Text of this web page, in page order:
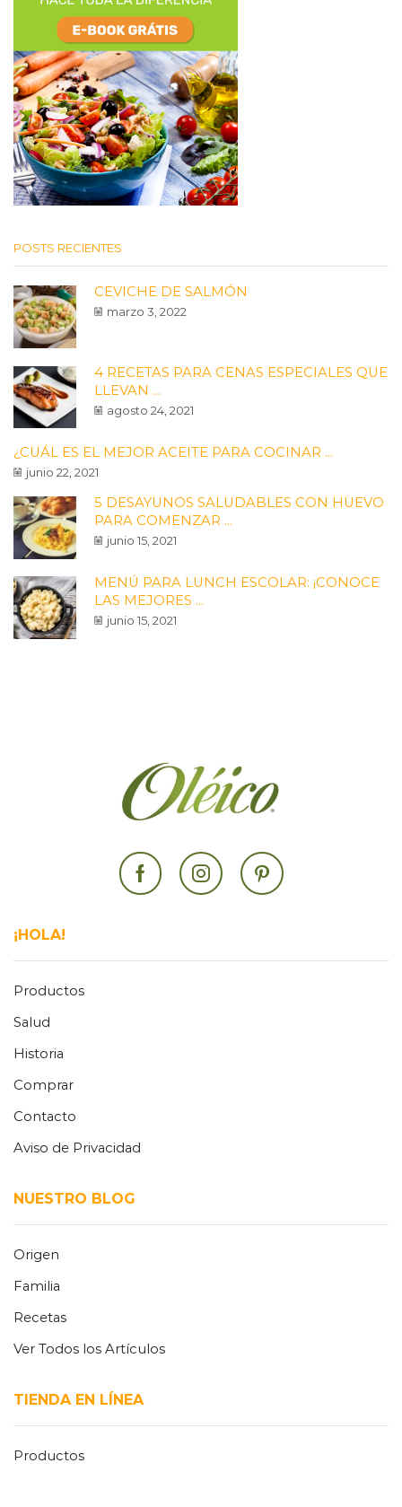
POSTS RECIENTES
CEVICHE DE SALMÓN
marzo 3, 2022
4 RECETAS PARA CENAS ESPECIALES QUE
LLEVAN ...
agosto 24, 2021
¿CUÁL ES EL MEJOR ACEITE PARA COCINAR ...
junio 22, 2021
5 DESAYUNOS SALUDABLES CON HUEVO
PARA COMENZAR ...
junio 15, 2021
MENÚ PARA LUNCH ESCOLAR: ¡CONOCE
LAS MEJORES ...
junio 15, 2021
FacebookInstagramPinterest
¡HOLA!
Productos
Salud
Historia
Comprar
Contacto
Aviso de Privacidad
NUESTRO BLOG
Origen
Familia
Recetas
Ver Todos los Artículos
TIENDA EN LÍNEA
Productos